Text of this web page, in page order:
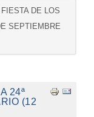
DE LOS
SEPTIEMBRE
24ª
(12